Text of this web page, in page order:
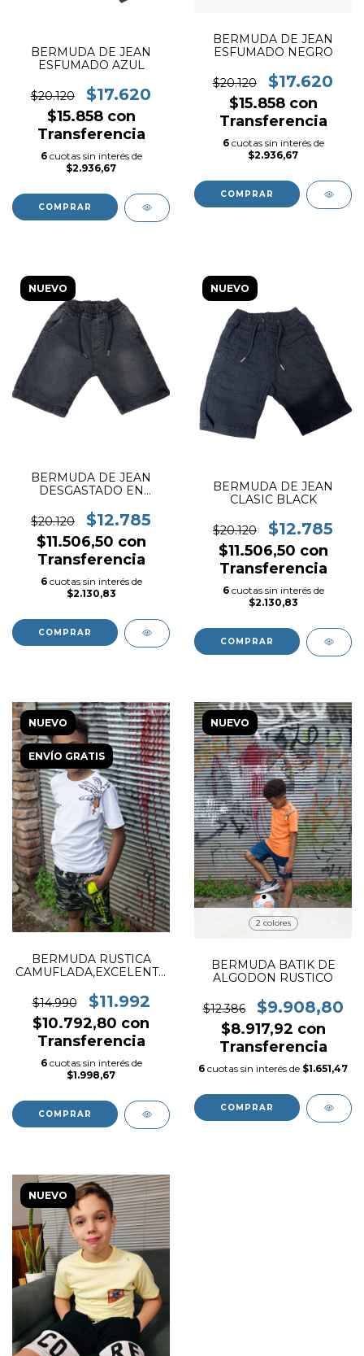
BERMUDA DE JEAN
ESFUMADO AZUL
$20.120 $17.620
$15.858 con
Transferencia
6 cuotas sin interés de
$2.936,67
COMPRAR
BERMUDA DE JEAN
ESFUMADO NEGRO
$20.120 $17.620
$15.858 con
Transferencia
6 cuotas sin interés de
$2.936,67
COMPRAR
NUEVO
BERMUDA DE JEAN
DESGASTADO EN
$20.120
$12.785
$11.506,50 con
Transferencia
6 cuotas sin interés de
$2.130,83
COMPRAR
NUEVO
BERMUDA DE JEAN
CLASIC BLACK
$20.120 $12.785
$11.506,50 con
Transferencia
6 cuotas sin interés de
$2.130,83
COMPRAR
NUEVO
ENVÍO GRATIS
BERMUDA RUSTICA
CAMUFLADA,EXCELENTE
$14.990
$11.992
$10.792,80 con
Transferencia
6 cuotas sin interés de
$1.998,67
COMPRAR
NUEVO
2 colores
BERMUDA BATIK DE
ALGODON RUSTICO
$12.386 $9.908,80
$8.917,92 con
Transferencia
6 cuotas sin interés de $1.651,47
COMPRAR
NUEVO